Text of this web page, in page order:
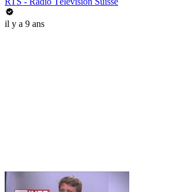
il y a 9 ans